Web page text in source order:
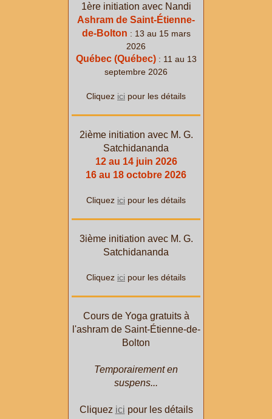
1ère initiation avec Nandi
Ashram de Saint-Étienne-
de-Bolton : 13 au 15 mars
2026
Québec (Québec): 11 au 13
septembre 2026
Cliquez ici pour les détails
2ième initiation avec M. G.
Satchidananda
12 au 14 juin 2026
16 au 18 octobre 2026
Cliquez ici pour les détails
3ième initiation avec M. G.
Satchidananda
Cliquez ici pour les détails
Cours de Yoga gratuits à
l'ashram de Saint-Étienne-de-
Bolton
Temporairement en
suspens...
Cliquez ici pour les détails